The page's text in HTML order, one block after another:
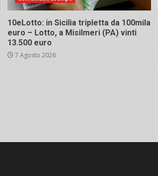
10eLotto: in Sicilia tripletta da 100mila
euro – Lotto, a Misilmeri (PA) vinti
13.500 euro
7 Agosto 2026